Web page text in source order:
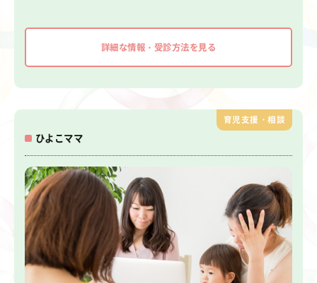
詳細な情報・受診方法を見る
ひよこママ
育児支援・相談